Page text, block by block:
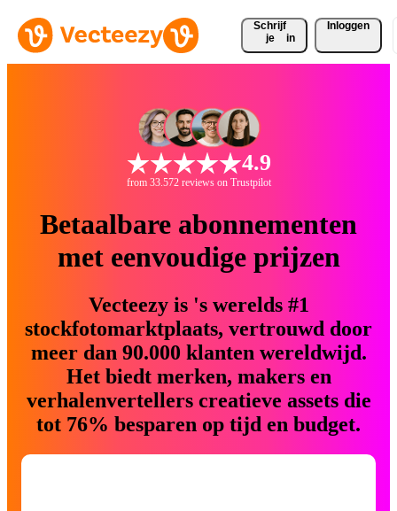
Schrijf
je
in
Inloggen
4.9
from 33.572 reviews on Trustpilot
Betaalbare abonnementen
met eenvoudige prijzen
Vecteezy is 's werelds #1
stockfotomarktplaats, vertrouwd door
meer dan 90.000 klanten wereldwijd.
Het biedt merken, makers en
verhalenvertellers creatieve assets die
tot 76% besparen op tijd en budget.